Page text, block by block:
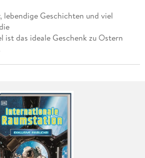
lebendige Geschichten und viel
das ideale Geschenk zu Ostern